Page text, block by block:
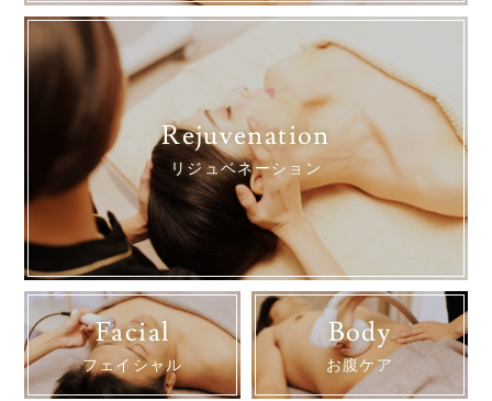
Rejuvenation
リジュベネーション
Facial
フェイシャル
Body
お腹ケア